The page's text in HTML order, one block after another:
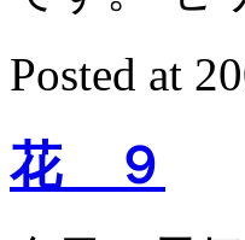
Posted at
花 ９